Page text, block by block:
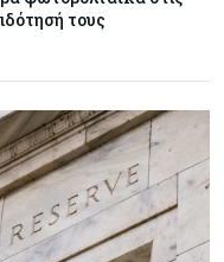
07-08-2026
παρόχου
τους